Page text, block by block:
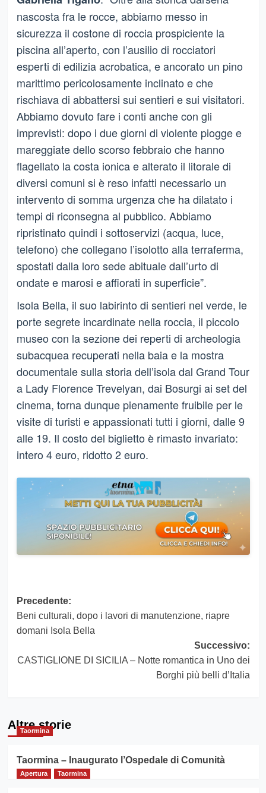
nascosta fra le rocce, abbiamo messo in
sicurezza il costone di roccia prospiciente la
piscina all’aperto, con l’ausilio di rocciatori
esperti di edilizia acrobatica, e ancorato un pino
marittimo pericolosamente inclinato e che
rischiava di abbattersi sui sentieri e sui visitatori.
Abbiamo dovuto fare i conti anche con gli
imprevisti: dopo i due giorni di violente piogge e
mareggiate dello scorso febbraio che hanno
flagellato la costa ionica e alterato il litorale di
diversi comuni si è reso infatti necessario un
intervento di somma urgenza che ha dilatato i
tempi di riconsegna al pubblico. Abbiamo
ripristinato quindi i sottoservizi (acqua, luce,
telefono) che collegano l’isolotto alla terraferma,
spostati dalla loro sede abituale dall’urto di
ondate e marosi e affiorati in superficie”.
Isola Bella, il suo labirinto di sentieri nel verde, le
porte segrete incardinate nella roccia, il piccolo
museo con la sezione dei reperti di archeologia
subacquea recuperati nella baia e la mostra
documentale sulla storia dell’isola dal Grand Tour
a Lady Florence Trevelyan, dai Bosurgi ai set del
cinema, torna dunque pienamente fruibile per le
visite di turisti e appassionati tutti i giorni, dalle 9
alle 19. Il costo del biglietto è rimasto invariato:
intero 4 euro, ridotto 2 euro.
Navigazione
articolo
Precedente:
Beni culturali, dopo i lavori di manutenzione, riapre
domani Isola Bella
Successivo:
CASTIGLIONE DI SICILIA – Notte romantica in Uno dei
Borghi più belli d’Italia
Altre storie
Taormina
Taormina – Inaugurato l’Ospedale di Comunità
Apertura Taormina